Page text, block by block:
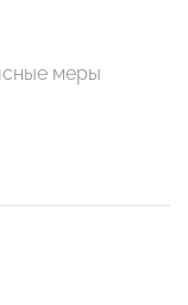
меры